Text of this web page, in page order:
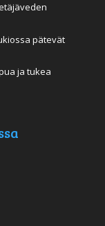
pätevät
ja tukea